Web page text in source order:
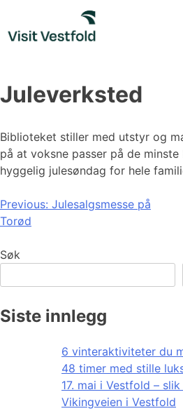
content
Juleverksted
Biblioteket stiller med utstyr og
på at voksne passer på de
hyggelig julesøndag for hele
Innleggsnavigasjon
Previous: Julesalgsmesse på
Torød
Søk
Siste innlegg
6 vinteraktiviteter du
48 timer med stille
17. mai i Vestfold –
Vikingveien i Vestfold